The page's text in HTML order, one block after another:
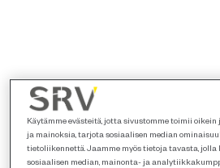
Käytämme evästeitä, jotta sivustomme toimii oikein
ja mainoksia, tarjota sosiaalisen median
tietoliikennettä. Jaamme myös tietoja tavasta, jolla
sosiaalisen median, mainonta- ja